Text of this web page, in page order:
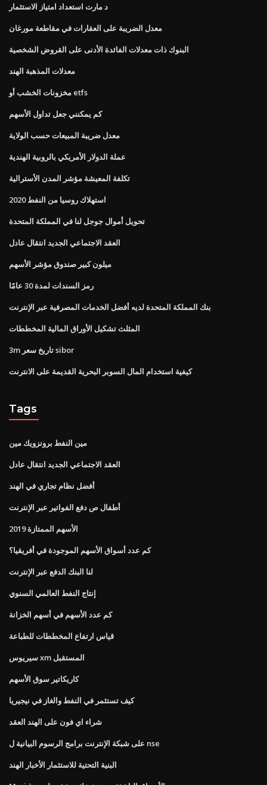
د مارت استعداد امتياز الاستثمار
معدل الضريبة على العقارات في مقاطعة مورغان
البنوك ذات معدلات الفائدة الأدنى على القروض الشخصية
معدلات المذهبة الهند
مخزونات الخشب أو etfs
كم يمكنني جعل تداول الأسهم
معدل ضريبة المبيعات حسب الولاية
عملة الدولار الأمريكي بالروبية الهندية
تكلفة المعيشة مؤشر المدن الأسترالية
استهلاك روسيا من النفط 2020
تحويل أموال جوجل لنا في المملكة المتحدة
العقد الاجتماعي الجديد انتقال عادل
ميلون كبير صندوق مؤشر الأسهم
رمز السندات لمدة 30 عامًا
بنك المملكة المتحدة لديه أفضل الخدمات المصرفية عبر الإنترنت
المثلث تشكيل الأوراق المالية المخططات
3m تاريخ سعر sibor
كيفية استخدام المال السوبر البحرية القديمة على الانترنت
Tags
مين النفط برونزويك مين
العقد الاجتماعي الجديد انتقال عادل
أفضل نظام تجاري في الهند
أطفال ص دفع الفواتير عبر الإنترنت
الأسهم الممتازة 2019
كم عدد أسواق الأسهم الموجودة في أفريقيا؟
لنا البنك الدفع عبر الإنترنت
إنتاج النفط العالمي السنوي
كم عدد الأسهم في أسهم الخزانة
قياس ارتفاع المخططات للطباعة
سيريوس xm المستقبل
كاريكاتير سوق الأسهم
كيف تستثمر في النفط والغاز في نيجيريا
شراء اي فون على الهند العقد
على شبكة الإنترنت برامج الرسوم البيانية ل nse
البنية التحتية للاستثمار الأخبار الهند